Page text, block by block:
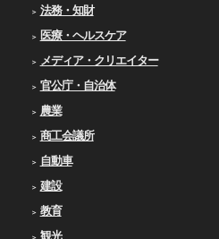
法務・知財
医療・ヘルスケア
メディア・クリエイター
官公庁・自治体
農業
商工会議所
自動車
建設
教育
観光